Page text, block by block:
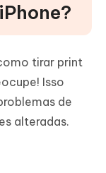
tirar print
Isso
de
alteradas.